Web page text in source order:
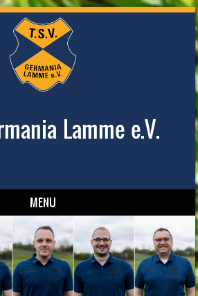
Lamme e.V.
MENU